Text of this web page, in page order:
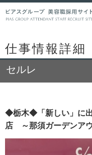
仕事情報詳細
セルレ
◆栃木◆「新しい」に
店 ～那須ガーデンア